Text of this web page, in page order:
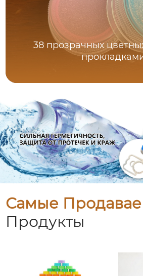
38 прозрачных
Самые
Продукты